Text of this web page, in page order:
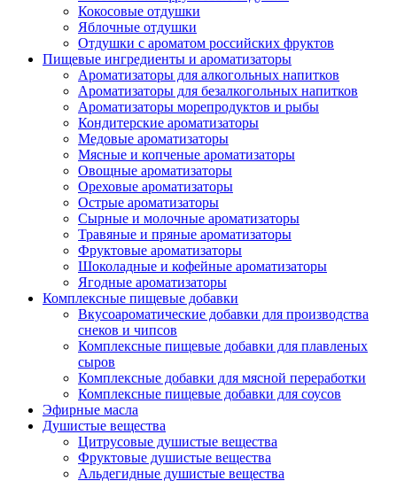
Кокосовые отдушки
Яблочные отдушки
Отдушки с ароматом российских фруктов
Пищевые ингредиенты и ароматизаторы
Ароматизаторы для алкогольных напитков
Ароматизаторы для безалкогольных напитков
Ароматизаторы морепродуктов и рыбы
Кондитерские ароматизаторы
Медовые ароматизаторы
Мясные и копченые ароматизаторы
Овощные ароматизаторы
Ореховые ароматизаторы
Острые ароматизаторы
Сырные и молочные ароматизаторы
Травяные и пряные ароматизаторы
Фруктовые ароматизаторы
Шоколадные и кофейные ароматизаторы
Ягодные ароматизаторы
Комплексные пищевые добавки
Вкусоароматические добавки для производства
снеков и чипсов
Комплексные пищевые добавки для плавленых
сыров
Комплексные добавки для мясной переработки
Комплексные пищевые добавки для соусов
Эфирные масла
Душистые вещества
Цитрусовые душистые вещества
Фруктовые душистые вещества
Альдегидные душистые вещества